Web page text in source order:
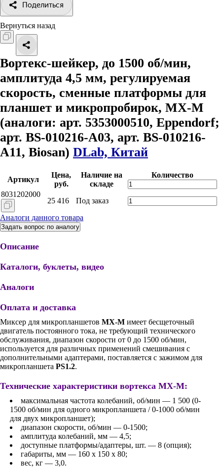
Поделиться
Вернуться назад
Вортекс-шейкер, до 1500 об/мин,
амплитуда 4,5 мм, регулируемая
скорость, сменные платформы для
планшет и микропробирок, MX-M
(аналоги: арт. 5353000510, Eppendorf;
арт. BS-010216-A03, арт. BS-010216-
A11, Biosan) DLab, Китай
Артикул
Цена,
руб.
Наличие на
складе
Количество
8031202000
25 416
Под заказ
Аналоги данного товара
Задать вопрос по аналогу
Описание
Каталоги, буклеты, видео
Аналоги
Оплата и доставка
Миксер для микропланшетов MX-M имеет бесщеточный
двигатель постоянного тока, не требующий технического
обслуживания, диапазон скорости от 0 до 1500 об/мин,
используется для различных применений смешивания с
дополнительными адаптерами, поставляется с зажимом для
микропланшета PS1.2.
Технические характеристики вортекса MX-M:
максимальная частота колебаний, об/мин — 1 500 (0-
1500 об/мин для одного микропланшета / 0-1000 об/мин
для двух микропланшет);
диапазон скорости, об/мин — 0-1500;
амплитуда колебаний, мм — 4,5;
доступные платформы/адаптеры, шт. — 8 (опция);
габариты, мм — 160 x 150 x 80;
вес, кг — 3,0.